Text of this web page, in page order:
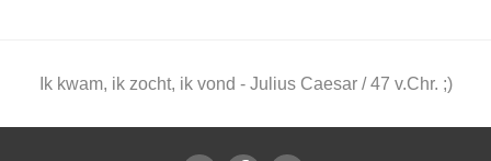
Ik kwam, ik zocht, ik vond - Julius Caesar / 47 v.Chr. ;)